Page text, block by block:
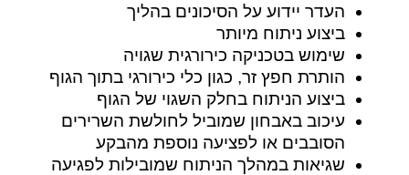
העדר יידוע על הסיכונים בהליך
ביצוע ניתוח מיותר
שימוש בטכניקה כירורגית שגויה
הותרת חפץ זר, כגון כלי כירורגי בתוך הגוף
ביצוע הניתוח בחלק השגוי של הגוף
עיכוב באבחון שמוביל לחולשת השרירים
הסובבים או לפציעה נוספת מהבקע
שגיאות במהלך הניתוח שמובילות לפגיעה